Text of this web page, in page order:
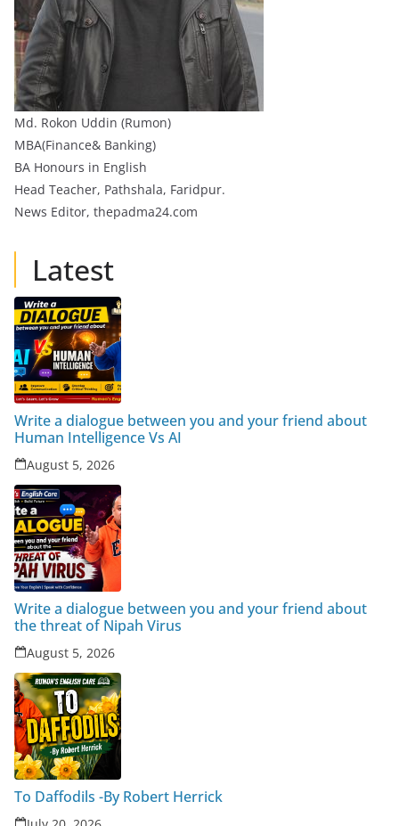
Md. Rokon Uddin (Rumon)
MBA(Finance& Banking)
BA Honours in English
Head Teacher, Pathshala, Faridpur.
News Editor, thepadma24.com
Latest
Write a dialogue between you and your friend about
Human Intelligence Vs AI
August 5, 2026
Write a dialogue between you and your friend about
the threat of Nipah Virus
August 5, 2026
To Daffodils -By Robert Herrick